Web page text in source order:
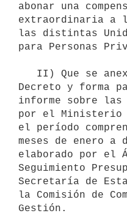
abonar una
extraordinaria a
las distintas
para Personas
Decreto y forma
informe sobre las
por el
el período
meses de enero a
elaborado por el
Seguimiento
Secretaría de
la Comisión de
Gestión.